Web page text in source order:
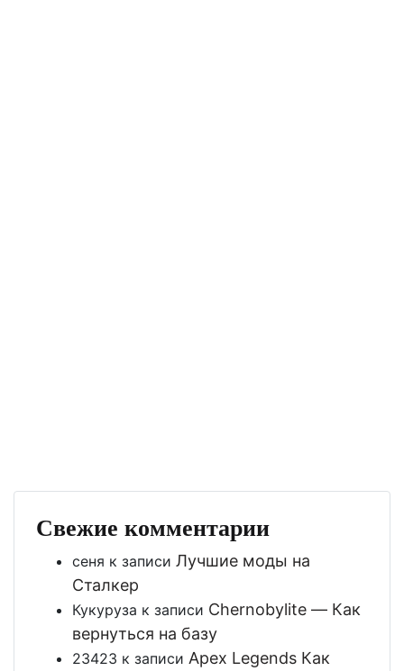
Свежие комментарии
сеня к записи Лучшие моды на
Сталкер
Кукуруза к записи Chernobylite — Как
вернуться на базу
23423 к записи Apex Legends Как